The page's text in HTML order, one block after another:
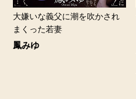
大嫌いな義父に潮を吹かされ
まくった若妻
鳳みゆ